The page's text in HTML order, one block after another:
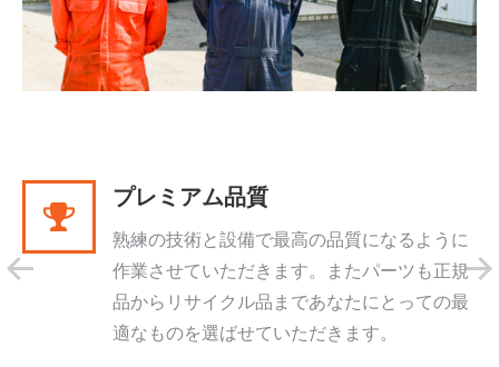
プレミアム品質
熟練の技術と設備で最高の品質になるように
作業させていただきます。またパーツも正規
品からリサイクル品まであなたにとっての最
適なものを選ばせていただきます。